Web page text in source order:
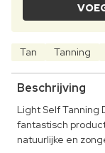
Tan Tanning
Beschrijving
Light Self Tanning
fantastisch
natuurlijke en